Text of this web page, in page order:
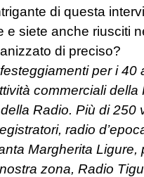
di questa
siete anche riusciti
di preciso?
per i
commerciali
Radio. Più di 250
radio
Margherita Ligure,
zona, Radio